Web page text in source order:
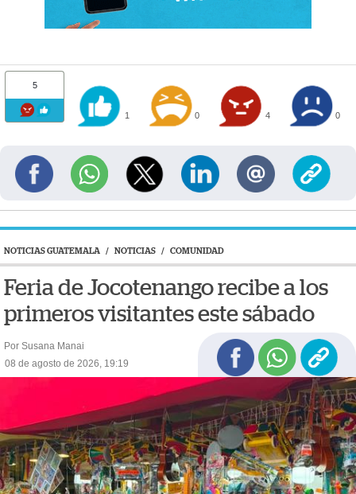
5
1 0 4 0
NOTICIAS GUATEMALA / NOTICIAS / COMUNIDAD
Feria de Jocotenango recibe a los
primeros visitantes este sábado
Por Susana Manai
08 de agosto de 2026, 19:19